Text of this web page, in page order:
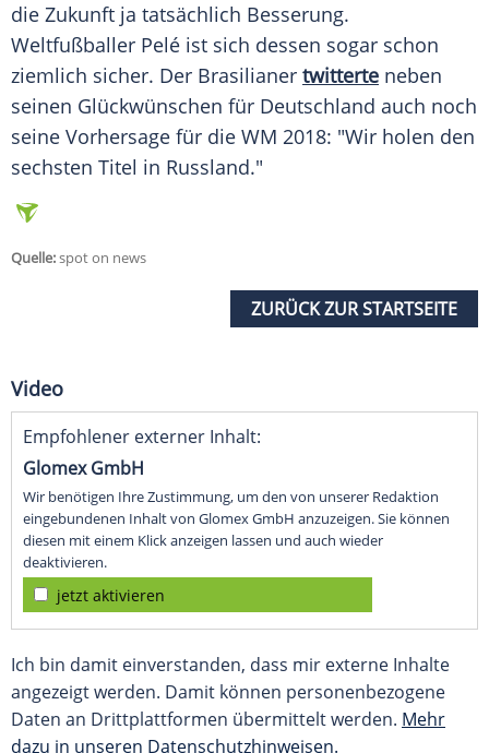
die Zukunft ja tatsächlich Besserung.
Weltfußballer Pelé ist sich dessen sogar schon
ziemlich sicher. Der Brasilianer twitterte neben
seinen Glückwünschen für Deutschland auch noch
seine Vorhersage für die WM 2018: "Wir holen den
sechsten Titel in Russland."
Quelle:spot on news
ZURÜCK ZUR STARTSEITE
Video
Empfohlener externer Inhalt:
Glomex GmbH
Wir benötigen Ihre Zustimmung, um den von unserer Redaktion
eingebundenen Inhalt von Glomex GmbH anzuzeigen. Sie können
diesen mit einem Klick anzeigen lassen und auch wieder
deaktivieren.
jetzt aktivieren
Ich bin damit einverstanden, dass mir externe Inhalte
angezeigt werden. Damit können personenbezogene
Daten an Drittplattformen übermittelt werden. Mehr
dazu in unseren Datenschutzhinweisen.